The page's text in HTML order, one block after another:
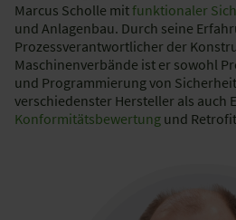
Marcus Scholle mitfunktionaler
und Anlagenbau. Durch seine
Prozessverantwortlicher der
Maschinenverbände ist er sowohl
und Programmierung von
verschiedenster Hersteller als auch
Konformitätsbewertung und